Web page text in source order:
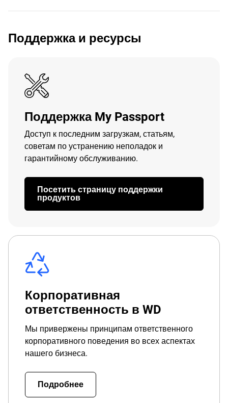
Поддержка и ресурсы
Поддержка My Passport
Доступ к последним загрузкам, статьям,
советам по устранению неполадок и
гарантийному обслуживанию.
Посетить страницу поддержки
продуктов
Корпоративная
ответственность в WD
Мы привержены принципам ответственного
корпоративного поведения во всех аспектах
нашего бизнеса.
Подробнее